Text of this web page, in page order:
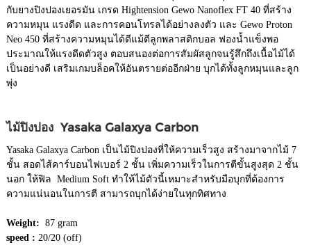
กับยางปิงปองเยอรมัน เกรด Hightension Gewo Nanoflex FT 40 ที่สร้าง
ความหมุน แรงดีด และการคอนโทรลได้อย่างลงตัว และ Gewo Proton
Neo 450 ที่สร้างความหมุนได้ดีแม้ตีลูกพลาสติกบอล ฟองน้ำแข็งพอ
ประมาณให้แรงดีดตัวสูง ตอบสนองต่อการสัมผัสลูกจนรู้สึกถึงเนื้อไม้ได้
เป็นอย่างดี เสริมเกมบล็อคให้อันตรายต่ออีกฝ่าย บุกได้ทั้งลูกหมุนและลูก
พุ่ง
ไม้ปิงปอง Yasaka Galaxya Carbon
Yasaka Galaxya Carbon เป็นไม้ปิงปองที่ให้ความเร็วสูง สร้างมาจากไม้ 7
ชั้น สอดไส้คาร์บอนไฟเบอร์ 2 ชั้น เพิ่มความเร็วในการตีขั้นสูงสุด 2 ชั้น
นอก ให้ฟิล Medium Soft ทำให้ไม้ตัวนี้เหมาะสำหรับมือบุกที่ต้องการ
ความแน่นอนในการตี สามารถบุกได้ง่ายในทุกทิศทาง
Weight: 87 gram
speed : 20/20 (off)